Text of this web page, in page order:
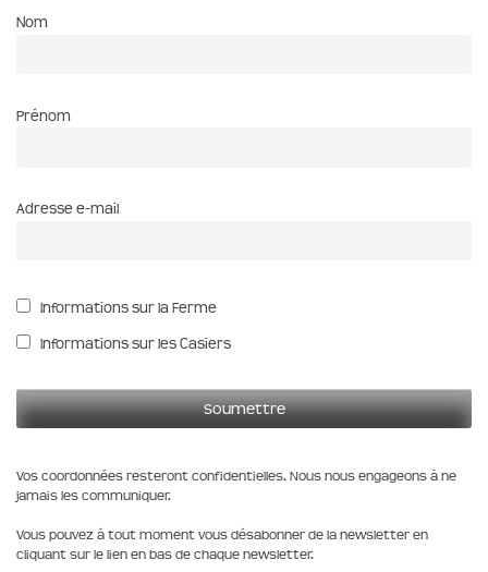
Nom
Prénom
Adresse e-mail
Informations sur la Ferme
Informations sur les Casiers
Vos coordonnées resteront confidentielles. Nous nous engageons à ne
jamais les communiquer.
Vous pouvez à tout moment vous désabonner de la newsletter en
cliquant sur le lien en bas de chaque newsletter.